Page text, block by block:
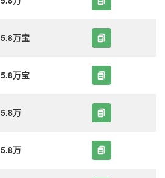
5.8万宝
5.8万宝
5.8万
5.8万